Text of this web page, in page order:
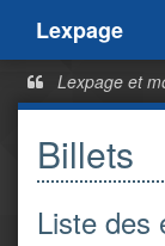
Lexpage
Lexpage et
Billets
Liste des